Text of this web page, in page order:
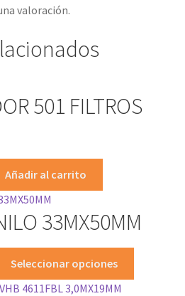
valoración.
501 FILTROS
Añadir al carrito
33MX50MM
Seleccionar opciones